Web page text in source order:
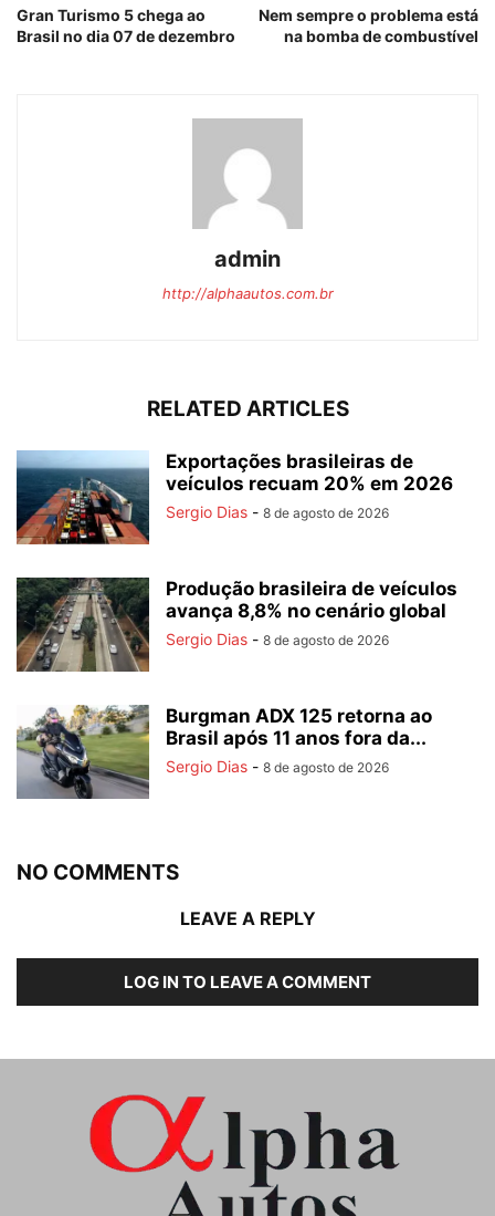
Gran Turismo 5 chega ao
Brasil no dia 07 de dezembro
Nem sempre o problema está
na bomba de combustível
admin
http://alphaautos.com.br
RELATED ARTICLES
Exportações brasileiras de
veículos recuam 20% em 2026
Sergio Dias - 8 de agosto de 2026
Produção brasileira de veículos
avança 8,8% no cenário global
Sergio Dias - 8 de agosto de 2026
Burgman ADX 125 retorna ao
Brasil após 11 anos fora da...
Sergio Dias - 8 de agosto de 2026
NO COMMENTS
LEAVE A REPLY
LOG IN TO LEAVE A COMMENT